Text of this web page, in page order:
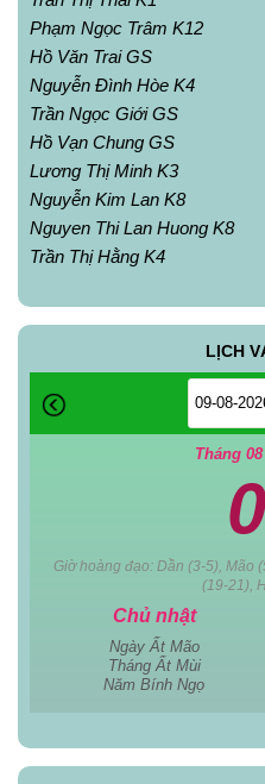
Phạm Ngọc Trâm K12
Hồ Văn Trai GS
Nguyễn Đình Hòe K4
Trần Ngọc Giới GS
Hồ Vạn Chung GS
Lương Thị Minh K3
Nguyễn Kim Lan K8
Nguyen Thi Lan Huong K8
Trần Thị Hằng K4
LỊCH
Tháng
Giờ hoàng đạo: Dần (3-5), Mão
(19-21),
Chủ nhật
Ngày Ất Mão
Tháng Ất Mùi
Năm Bính Ngọ